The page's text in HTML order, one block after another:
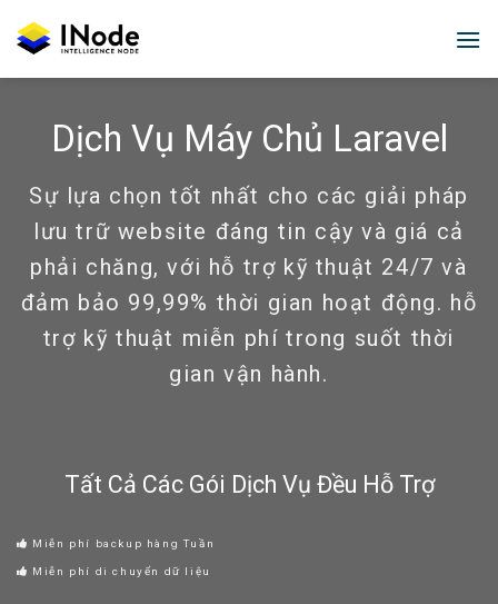
Dịch Vụ Máy Chủ Laravel
Sự lựa chọn tốt nhất cho các giải pháp
lưu trữ website đáng tin cậy và giá cả
phải chăng, với hỗ trợ kỹ thuật 24/7 và
đảm bảo 99,99% thời gian hoạt động. hỗ
trợ kỹ thuật miễn phí trong suốt thời
gian vận hành.
Tất Cả Các Gói Dịch Vụ Đều Hỗ Trợ
Miễn phí backup hàng Tuần
Miễn phí di chuyển dữ liệu